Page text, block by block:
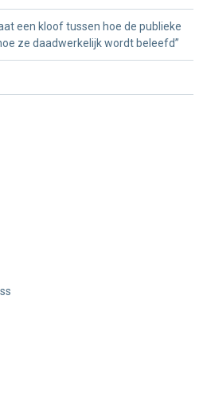
een kloof tussen hoe de publieke
ze daadwerkelijk wordt beleefd”